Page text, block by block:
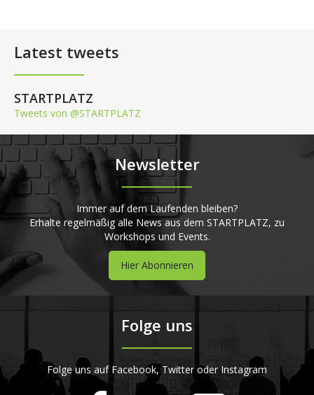
Latest tweets
STARTPLATZ
Tweets von @STARTPLATZ
Newsletter
Immer auf dem Laufenden bleiben?
Erhalte regelmäßig alle News aus dem STARTPLATZ, zu
Workshops und Events.
Hier Abonnieren
Folge uns
Folge uns auf Facebook, Twitter oder Instagram